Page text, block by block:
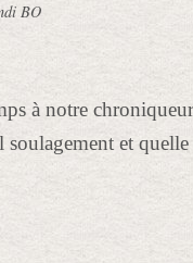
BO
à notre
soulagement et